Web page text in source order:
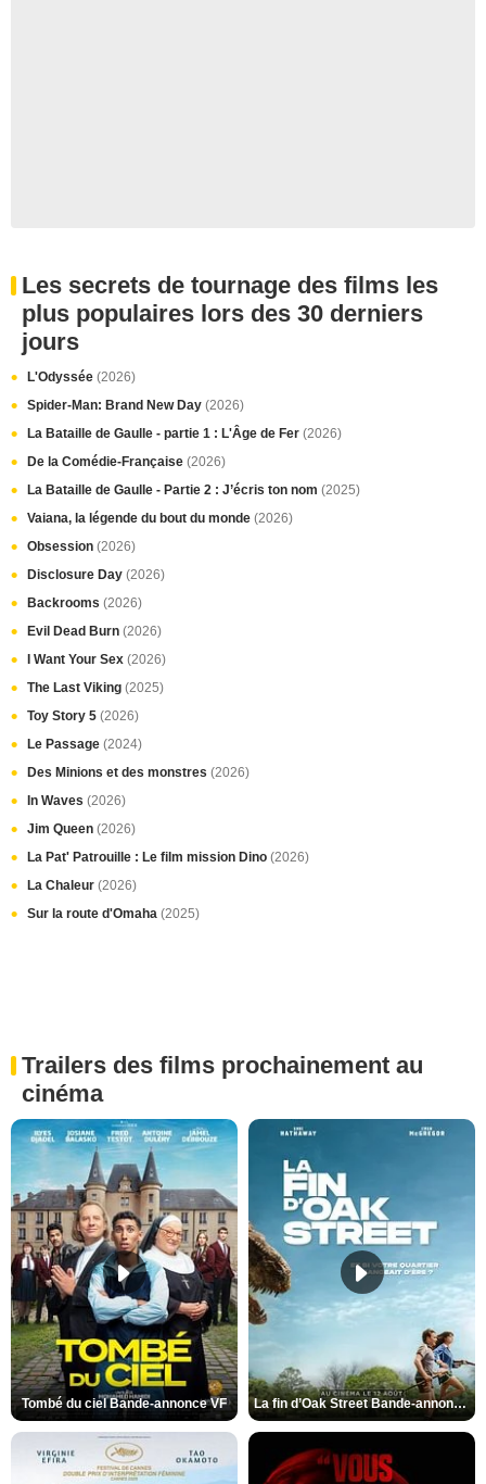
Les secrets de tournage des films les
plus populaires lors des 30 derniers
jours
L'Odyssée (2026)
Spider-Man: Brand New Day (2026)
La Bataille de Gaulle - partie 1 : L'Âge de Fer (2026)
De la Comédie-Française (2026)
La Bataille de Gaulle - Partie 2 : J’écris ton nom (2025)
Vaiana, la légende du bout du monde (2026)
Obsession (2026)
Disclosure Day (2026)
Backrooms (2026)
Evil Dead Burn (2026)
I Want Your Sex (2026)
The Last Viking (2025)
Toy Story 5 (2026)
Le Passage (2024)
Des Minions et des monstres (2026)
In Waves (2026)
Jim Queen (2026)
La Pat' Patrouille : Le film mission Dino (2026)
La Chaleur (2026)
Sur la route d'Omaha (2025)
Trailers des films prochainement au
cinéma
Tombé du ciel Bande-annonce VF La fin d’Oak Street Bande-annonce VO STFR